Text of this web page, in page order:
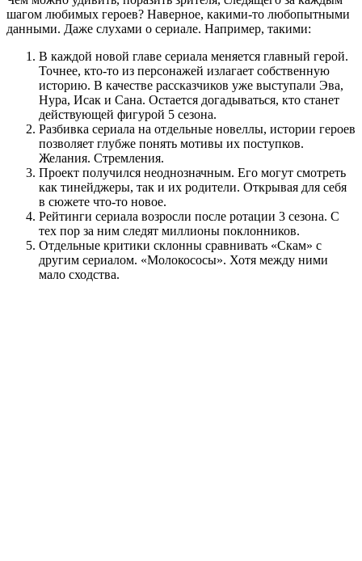
шагом любимых героев? Наверное, какими-то любопытными
данными. Даже слухами о сериале. Например, такими:
В каждой новой главе сериала меняется главный герой.
Точнее, кто-то из персонажей излагает собственную
историю. В качестве рассказчиков уже выступали Эва,
Нура, Исак и Сана. Остается догадываться, кто станет
действующей фигурой 5 сезона.
Разбивка сериала на отдельные новеллы, истории героев
позволяет глубже понять мотивы их поступков.
Желания. Стремления.
Проект получился неоднозначным. Его могут смотреть
как тинейджеры, так и их родители. Открывая для себя
в сюжете что-то новое.
Рейтинги сериала возросли после ротации 3 сезона. С
тех пор за ним следят миллионы поклонников.
Отдельные критики склонны сравнивать «Скам» с
другим сериалом. «Молокососы». Хотя между ними
мало сходства.